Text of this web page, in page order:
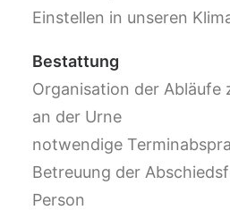
Einstellen in unseren
Bestattung
Organisation der Abläufe
an der Urne
notwendige
Betreuung der
Person